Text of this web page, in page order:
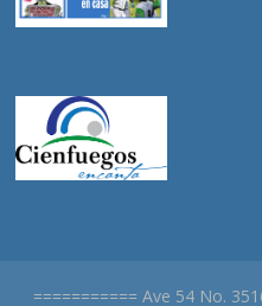
=========== Ave 54 No.